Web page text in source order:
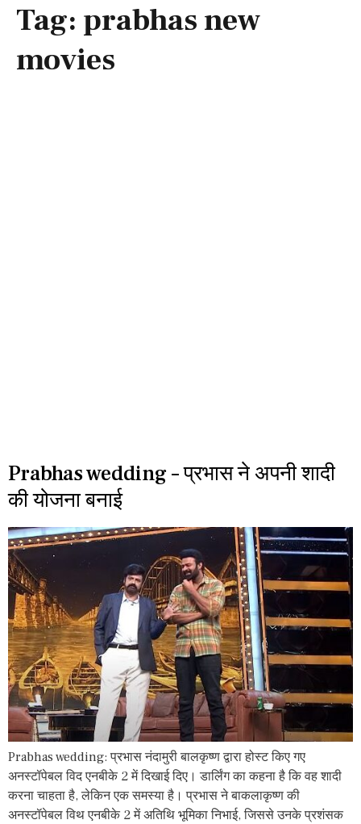
Tag: prabhas new
movies
Prabhas wedding – प्रभास ने अपनी शादी
की योजना बनाई
Prabhas wedding: प्रभास नंदामुरी बालकृष्ण द्वारा होस्ट किए गए
अनस्टॉपेबल विद एनबीके 2 में दिखाई दिए। डार्लिंग का कहना है कि वह शादी
करना चाहता है, लेकिन एक समस्या है। प्रभास ने बाकलाकृष्ण की
अनस्टॉपेबल विथ एनबीके 2 में अतिथि भूमिका निभाई, जिससे उनके प्रशंसक